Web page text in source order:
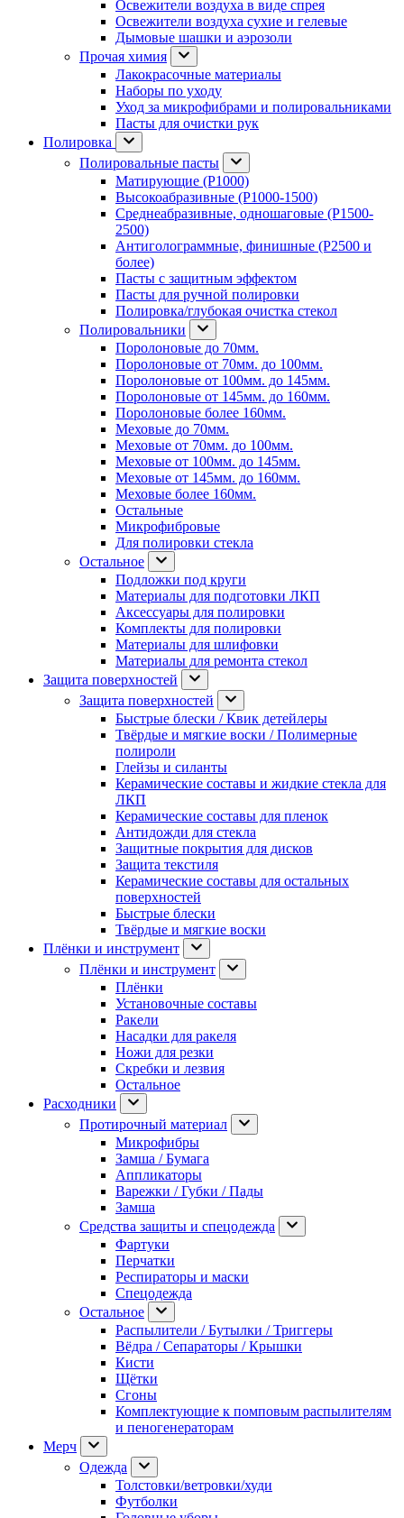
Освежители воздуха в виде спрея
Освежители воздуха сухие и гелевые
Дымовые шашки и аэрозоли
Прочая химия
Лакокрасочные материалы
Наборы по уходу
Уход за микрофибрами и полировальниками
Пасты для очистки рук
Полировка
Полировальные пасты
Матирующие (P1000)
Высокоабразивные (P1000-1500)
Среднеабразивные, одношаговые (P1500-
2500)
Антиголограммные, финишные (P2500 и
более)
Пасты с защитным эффектом
Пасты для ручной полировки
Полировка/глубокая очистка стекол
Полировальники
Поролоновые до 70мм.
Поролоновые от 70мм. до 100мм.
Поролоновые от 100мм. до 145мм.
Поролоновые от 145мм. до 160мм.
Поролоновые более 160мм.
Меховые до 70мм.
Меховые от 70мм. до 100мм.
Меховые от 100мм. до 145мм.
Меховые от 145мм. до 160мм.
Меховые более 160мм.
Остальные
Микрофибровые
Для полировки стекла
Остальное
Подложки под круги
Материалы для подготовки ЛКП
Аксессуары для полировки
Комплекты для полировки
Материалы для шлифовки
Материалы для ремонта стекол
Защита поверхностей
Защита поверхностей
Быстрые блески / Квик детейлеры
Твёрдые и мягкие воски / Полимерные
полироли
Глейзы и силанты
Керамические составы и жидкие стекла для
ЛКП
Керамические составы для пленок
Антидожди для стекла
Защитные покрытия для дисков
Защита текстиля
Керамические составы для остальных
поверхностей
Быстрые блески
Твёрдые и мягкие воски
Плёнки и инструмент
Плёнки и инструмент
Плёнки
Установочные составы
Ракели
Насадки для ракеля
Ножи для резки
Скребки и лезвия
Остальное
Расходники
Протирочный материал
Микрофибры
Замша / Бумага
Аппликаторы
Варежки / Губки / Пады
Замша
Средства защиты и спецодежда
Фартуки
Перчатки
Респираторы и маски
Спецодежда
Остальное
Распылители / Бутылки / Триггеры
Вёдра / Сепараторы / Крышки
Кисти
Щётки
Сгоны
Комплектующие к помповым распылителям
и пеногенераторам
Мерч
Одежда
Толстовки/ветровки/худи
Футболки